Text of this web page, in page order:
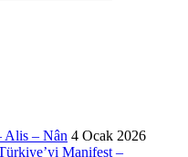
Alis – Nân 4 Ocak 2026
Manifest –